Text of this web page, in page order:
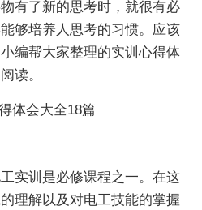
了新的思考时，就很有必
够培养人思考的习惯。应该
编帮大家整理的实训心得体
读。
训是必修课程之一。在这
理解以及对电工技能的掌握